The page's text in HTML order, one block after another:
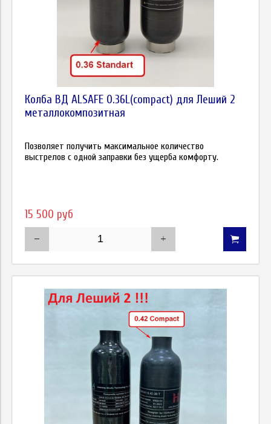
Колба ВД ALSAFE 0.36L(compact) для Леший 2
металлокомпозитная
Позволяет получить максимальное количество
выстрелов с одной заправки без ущерба комфорту.
15 500 руб